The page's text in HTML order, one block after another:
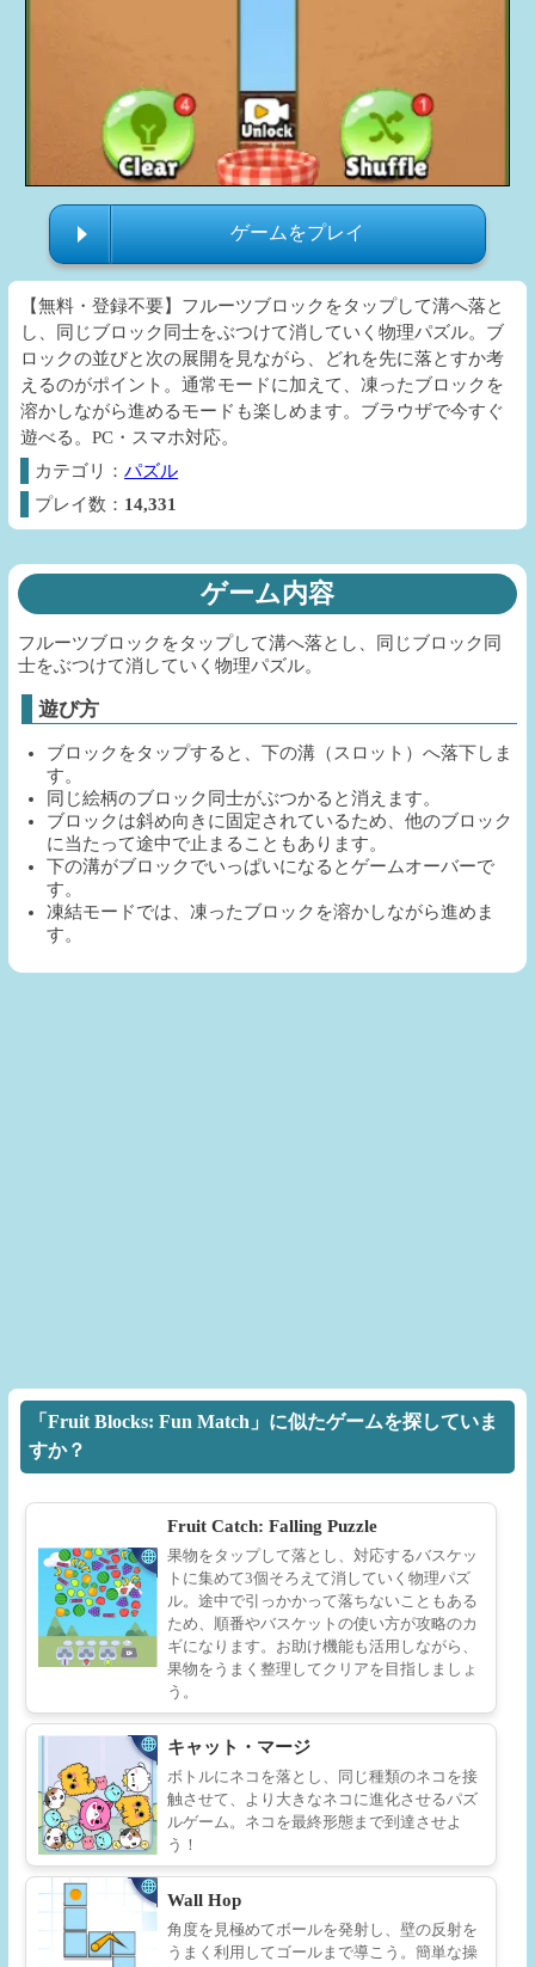
ゲームをプレイ
【無料・登録不要】フルーツブロックをタップして溝へ落と
し、同じブロック同士をぶつけて消していく物理パズル。ブ
ロックの並びと次の展開を見ながら、どれを先に落とすか考
えるのがポイント。通常モードに加えて、凍ったブロックを
溶かしながら進めるモードも楽しめます。ブラウザで今すぐ
遊べる。PC・スマホ対応。
カテゴリ：パズル
プレイ数： 14,331
ゲーム内容
フルーツブロックをタップして溝へ落とし、同じブロック同
士をぶつけて消していく物理パズル。
遊び方
ブロックをタップすると、下の溝（スロット）へ落下しま
す。
同じ絵柄のブロック同士がぶつかると消えます。
ブロックは斜め向きに固定されているため、他のブロック
に当たって途中で止まることもあります。
下の溝がブロックでいっぱいになるとゲームオーバーで
す。
凍結モードでは、凍ったブロックを溶かしながら進めま
す。
「Fruit Blocks: Fun Match」に似たゲームを探していま
すか？
Fruit Catch: Falling Puzzle
果物をタップして落とし、対応するバスケッ
トに集めて3個そろえて消していく物理パズ
ル。途中で引っかかって落ちないこともある
ため、順番やバスケットの使い方が攻略のカ
ギになります。お助け機能も活用しながら、
果物をうまく整理してクリアを目指しましょ
う。
キャット・マージ
ボトルにネコを落とし、同じ種類のネコを接
触させて、より大きなネコに進化させるパズ
ルゲーム。ネコを最終形態まで到達させよ
う！
Wall Hop
角度を見極めてボールを発射し、壁の反射を
うまく利用してゴールまで導こう。簡単な操